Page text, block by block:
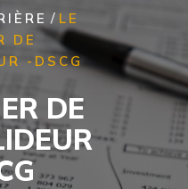
/ LE
DE
-DSCG
DE